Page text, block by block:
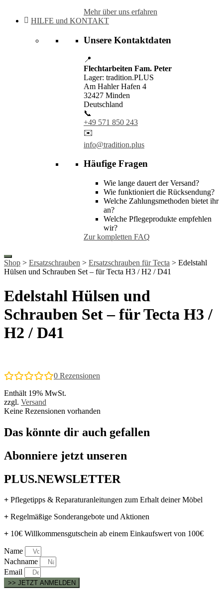
Mehr über uns erfahren
HILFE und KONTAKT
Unsere Kontaktdaten
📍
Flechtarbeiten Fam. Peter
Lager: tradition.PLUS
Am Hahler Hafen 4
32427 Minden
Deutschland
📞
+49 571 850 243
✉️
info@tradition.plus
Häufige Fragen
Wie lange dauert der Versand?
Wie funktioniert die Rücksendung?
Welche Zahlungsmethoden bietet ihr
an?
Welche Pflegeprodukte empfehlen
wir?
Zur kompletten FAQ
Shop > Ersatzschrauben > Ersatzschrauben für Tecta > Edelstahl
Hülsen und Schrauben Set – für Tecta H3 / H2 / D41
Edelstahl Hülsen und
Schrauben Set – für Tecta H3 /
H2 / D41
0 Rezensionen
Enthält 19% MwSt.
zzgl. Versand
Keine Rezensionen vorhanden
Das könnte dir auch gefallen
Abonniere jetzt unseren
PLUS.NEWSLETTER
+ Pflegetipps & Reparaturanleitungen zum Erhalt deiner Möbel
+ Regelmäßige Sonderangebote und Aktionen
+ 10€ Willkommensgutschein ab einem Einkaufswert von 100€
Name
Nachname
Email
>> JETZT ANMELDEN